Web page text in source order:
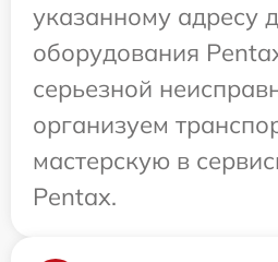
указанному адресу
оборудования
серьезной
организуем
мастерскую в
Pentax.